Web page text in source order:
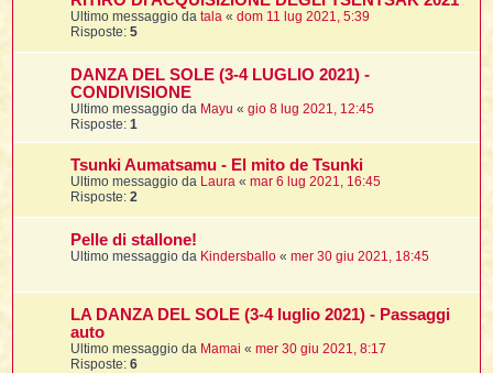
i
Ultimo messaggio datala «dom 11 lug 2021, 5:39
Risposte:5
DANZA DEL SOLE (3-4 LUGLIO 2021) -
CONDIVISIONE
Ultimo messaggio da Mayu «gio 8 lug 2021, 12:45
Risposte:1
Tsunki Aumatsamu - El mito de Tsunki
Ultimo messaggio da Laura «mar 6 lug 2021, 16:45
Risposte:2
Pelle di stallone!
Ultimo messaggio da Kindersballo «mer 30 giu 2021, 18:45
LA DANZA DEL SOLE (3-4 luglio 2021) - Passaggi
auto
Ultimo messaggio da Mamai «mer 30 giu 2021, 8:17
Risposte:6